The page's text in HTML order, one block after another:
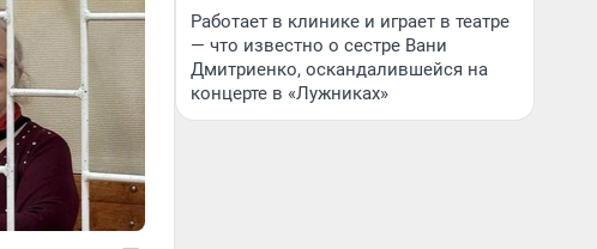
Работает в клинике и играет в театре
— что известно о сестре Вани
Дмитриенко, оскандалившейся на
концерте в «Лужниках»